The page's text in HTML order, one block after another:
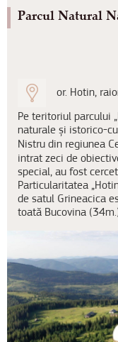
Parcul Natural
or. Hotin,
Pe teritoriul parcului
naturale și istorico-
Nistru din regiunea
intrat zeci de
special, au fost
Particularitatea
de satul Grineacica
toată Bucovina